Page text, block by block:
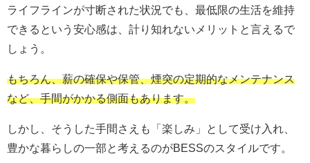
ライフラインが寸断された状況でも、最低限の生活を維持
できるという安心感は、計り知れないメリットと言えるで
しょう。
もちろん、薪の確保や保管、煙突の定期的なメンテナンス
など、手間がかかる側面もあります。
しかし、そうした手間さえも「楽しみ」として受け入れ、
豊かな暮らしの一部と考えるのがBESSのスタイルです。